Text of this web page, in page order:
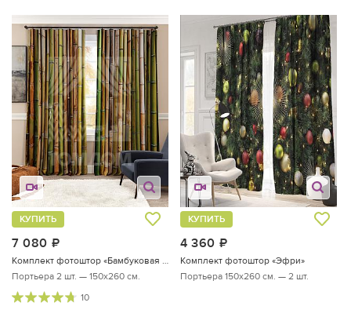
7 080
КУПИТЬ
Комплект фотоштор «Бамбуковая долина»
Портьера 2 шт. — 150х260 см.
10
4 360
КУПИТЬ
Комплект фотоштор «Эфри»
Портьера 150х260 см. — 2 шт.